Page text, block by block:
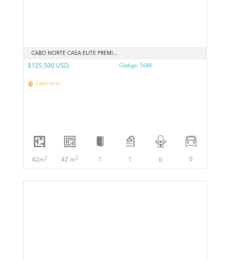
CABO NORTE CASA ELITE PREMI...
$125,500 USD.
Cabo norte
Código: 1684
42m 2 42 m 2 1 1 0 0